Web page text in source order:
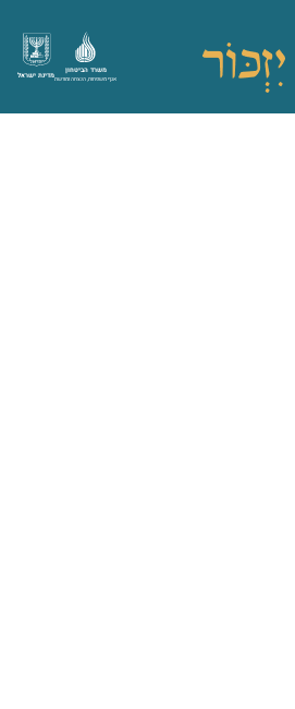
מדינת ישראל
משרד הביטחון
אגף משפחות, הנצחה ומורשת